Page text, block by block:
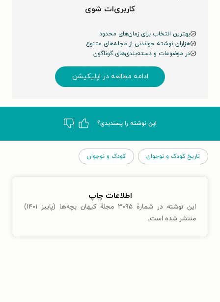
کاربری‌ات شوی
بهترین انتخاب برای زمان‌های محدود
هزاران نوشته خواندنی از مجله‌های متنوع
در موضوعات و دسته‌بندی‌های گوناگون
ادامه مطالعه در اپلیکیشن
این نوشته‌ را پسندیدی؟
تاریخ کودک و نوجوان کودک و نوجوان
اطلاعات چاپ
این نوشته در شمارهٔ ۳۰۹۵ مجلهٔ کیهان بچه‌ها (پاییز ۱۴۰۱)
منتشر شده است.